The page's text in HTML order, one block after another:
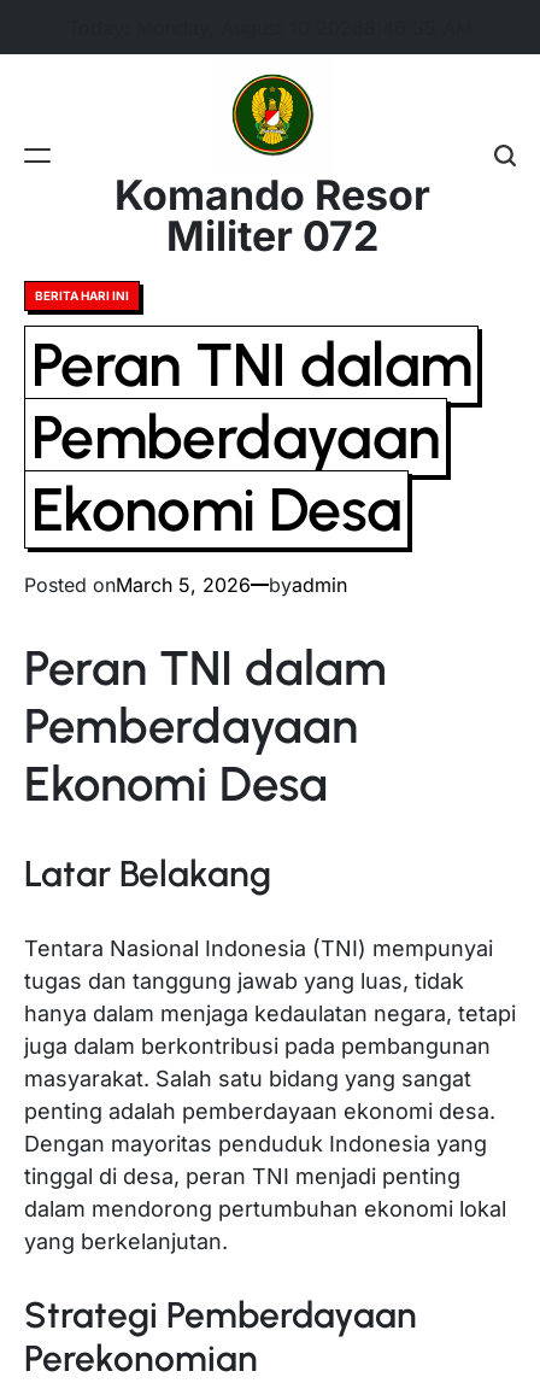
Komando Resor
Militer 072
Posted
in
BERITA HARI INI
Peran TNI dalam
Pemberdayaan
Ekonomi Desa
Posted onMarch 5, 2026 byadmin
Peran TNI dalam
Pemberdayaan
Ekonomi Desa
Latar Belakang
Tentara Nasional Indonesia (TNI) mempunyai
tugas dan tanggung jawab yang luas, tidak
hanya dalam menjaga kedaulatan negara, tetapi
juga dalam berkontribusi pada pembangunan
masyarakat. Salah satu bidang yang sangat
penting adalah pemberdayaan ekonomi desa.
Dengan mayoritas penduduk Indonesia yang
tinggal di desa, peran TNI menjadi penting
dalam mendorong pertumbuhan ekonomi lokal
yang berkelanjutan.
Strategi Pemberdayaan
Perekonomian